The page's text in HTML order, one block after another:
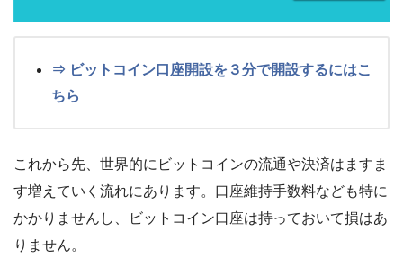
⇒ ビットコイン口座開設を３分で開設するにはこ
ちら
これから先、世界的にビットコインの流通や決済はますま
す増えていく流れにあります。口座維持手数料なども特に
かかりませんし、ビットコイン口座は持っておいて損はあ
りません。